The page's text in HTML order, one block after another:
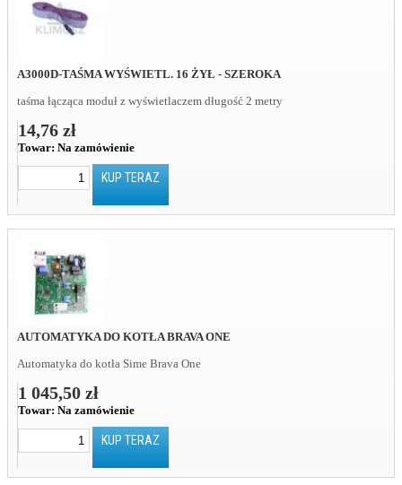
A3000D-TAŚMA WYŚWIETL. 16 ŻYŁ - SZEROKA
taśma łącząca moduł z wyświetlaczem długość 2 metry
14,76 zł
Towar: Na zamówienie
KUP TERAZ
AUTOMATYKA DO KOTŁA BRAVA ONE
Automatyka do kotła Sime Brava One
1 045,50 zł
Towar: Na zamówienie
KUP TERAZ